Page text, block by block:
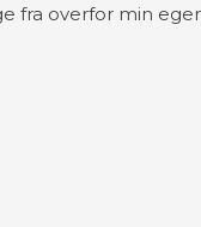
fra overfor min